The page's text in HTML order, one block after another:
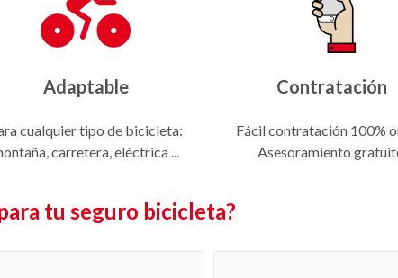
Adaptable
cualquier tipo de bicicleta:
carretera, eléctrica ...
Contratación
Fácil contratación 100%
Asesoramiento
tu seguro bicicleta?